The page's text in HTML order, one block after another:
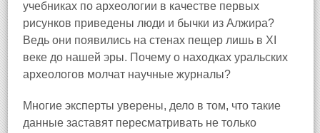
учебниках по археологии в качестве первых
рисунков приведены люди и бычки из Алжира?
Ведь они появились на стенах пещер лишь в XI
веке до нашей эры. Почему о находках уральских
археологов молчат научные журналы?
Многие эксперты уверены, дело в том, что такие
данные заставят пересматривать не только